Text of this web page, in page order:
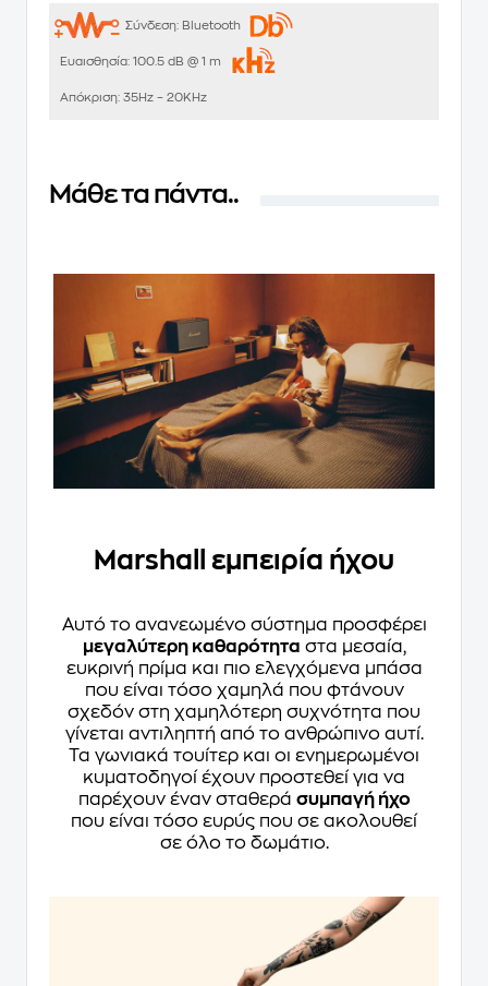
Σύνδεση: Bluetooth
Ευαισθησία: 100.5 dB @ 1 m
Απόκριση: 35Hz – 20KHz
Μάθε τα πάντα..
Marshall εμπειρία ήχου
Αυτό το ανανεωμένο σύστημα προσφέρει
μεγαλύτερη καθαρότητα στα μεσαία,
ευκρινή πρίμα και πιο ελεγχόμενα μπάσα
που είναι τόσο χαμηλά που φτάνουν
σχεδόν στη χαμηλότερη συχνότητα που
γίνεται αντιληπτή από το ανθρώπινο αυτί.
Τα γωνιακά τουίτερ και οι ενημερωμένοι
κυματοδηγοί έχουν προστεθεί για να
παρέχουν έναν σταθερά συμπαγή ήχο
που είναι τόσο ευρύς που σε ακολουθεί
σε όλο το δωμάτιο.